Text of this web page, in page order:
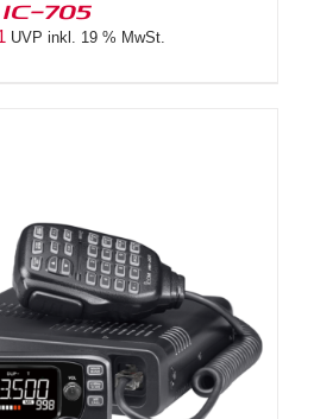
IC-705
UVP inkl. 19 % MwSt.